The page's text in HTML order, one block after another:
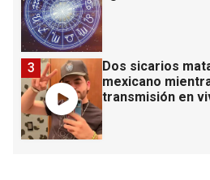
Dos sicarios
mexicano
transmisión en
3